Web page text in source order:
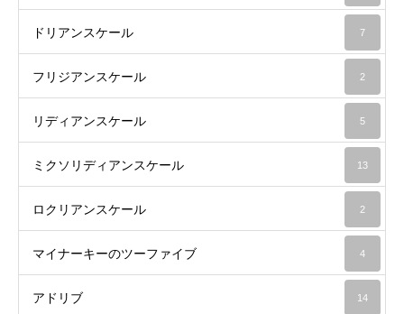
ドリアンスケール 7
フリジアンスケール 2
リディアンスケール 5
ミクソリディアンスケール 13
ロクリアンスケール 2
マイナーキーのツーファイブ 4
アドリブ 14